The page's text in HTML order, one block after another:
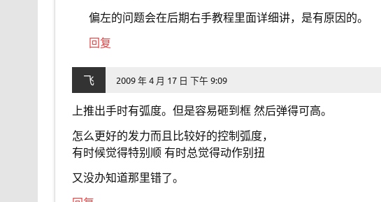
偏左的问题会在后期右手教程里面详细讲，是有原因的。
回复
飞 2009 年 4 月 17 日 下午 9:09
上推出手时有弧度。但是容易砸到框 然后弹得可高。
怎么更好的发力而且比较好的控制弧度，
有时候觉得特别顺 有时总觉得动作别扭
又没办知道那里错了。